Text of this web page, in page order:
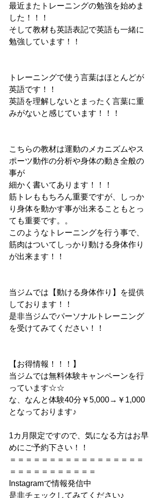
最近またトレーニングの勉強を始めま
した！！！
そして教材も英語表記で英語も一緒に
勉強しています！！
トレーニングで使う言葉はほとんどが
英語です！！
英語を理解しないとまったく言葉に重
みがないと感じています！！！
こちらの教材は運動のメカニズムやス
ポーツ動作の分析や身体の動き全般の
事が
細かく書いてあります！！！
筋トレももちろん重要ですが、しっか
り身体を動かす事が出来ることもとっ
ても重要です。。
このようなトレーニングを行う事で、
筋肉はついてしっかり動ける身体作り
が出来ます！！
当ジムでは【動ける身体作り】を提供
しております！！
是非当ジムでパーソナルトレーニング
を受けてみてください！！
【お得情報！！！】
当ジムでは無料体験キャンペーンを行
っています☆☆
な、なんと体験40分￥5,000→￥1,000
となっております♪
1カ月限定ですので、気になる方はお早
めにご予約下さい！！
＝＝＝＝＝＝＝＝＝＝＝＝＝＝＝＝＝
＝＝＝＝＝＝＝＝＝＝＝
Instagramで情報発信中
是非チェックしてみてください♪